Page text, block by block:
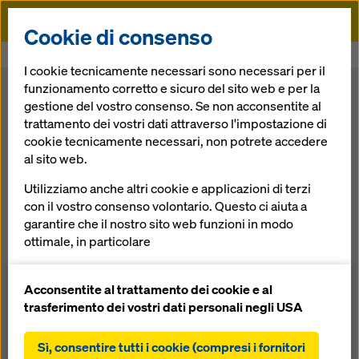
Doka
Doka estende il calcolo dell’impronta di carbonio
dei propri prodotti a oltre 9.000 referenze
15.07.2026 | Notizie
trasparenza dei dati di sostenibilità per il settore delle
costruzioni, ampliando la disponibilità delle Impronte di
Carbonio di Prodotto (Product Carbon Footprints, PCF) a
oltre 9.000 prodotti. Questa iniziativa offre ai clienti una
Cookie di consenso
I cookie tecnicamente necessari sono necessari per il
funzionamento corretto e sicuro del sito web e per la
gestione del vostro consenso. Se non acconsentite al
trattamento dei vostri dati attraverso l'impostazione di
cookie tecnicamente necessari, non potrete accedere
al sito web.
Utilizziamo anche altri cookie e applicazioni di terzi
con il vostro consenso volontario. Questo ci aiuta a
garantire che il nostro sito web funzioni in modo
ottimale, in particolare
nostro sito web (cookie funzionali e statistici),
facilitare un processo di acquisto senza problemi
statistici),
Acconsentite al trattamento dei cookie e al
trasferimento dei vostri dati personali negli USA
Sì, consentire tutti i cookie (compresi i fornitori